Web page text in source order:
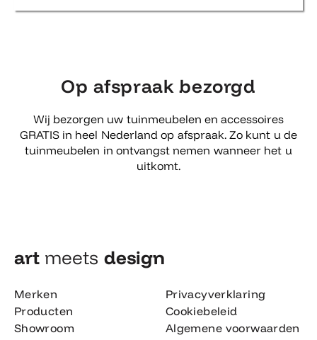
Op afspraak bezorgd
Wij bezorgen uw tuinmeubelen en accessoires
GRATIS in heel Nederland op afspraak. Zo kunt u de
tuinmeubelen in ontvangst nemen wanneer het u
uitkomt.
art meets design​
Merken
Producten
Showroom
Privacyverklaring
Cookiebeleid
Algemene voorwaarden